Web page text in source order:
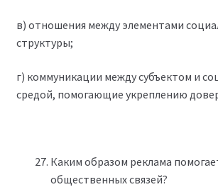
в) отношения между элементами
структуры;
г) коммуникации между субъектом и
средой, помогающие укреплению
Каким образом реклама
общественных связей?